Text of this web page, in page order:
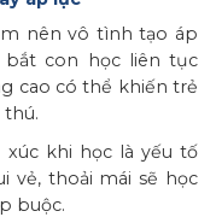
nên vô tình tạo áp
bắt con học liên tục
cao có thể khiến trẻ
xúc khi học là yếu tố
vẻ, thoải mái sẽ học
buộc.